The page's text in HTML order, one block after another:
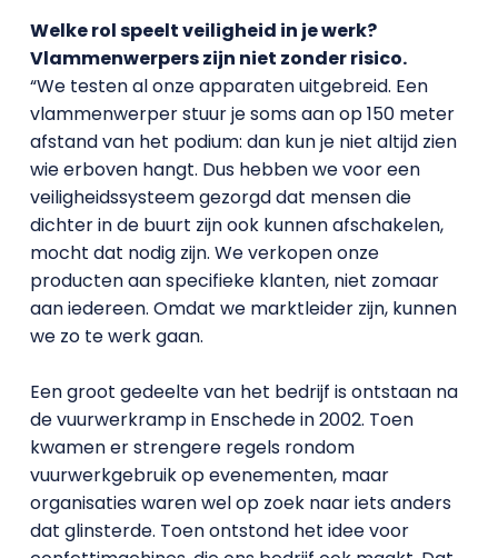
Welke rol speelt veiligheid in je werk?
Vlammenwerpers zijn niet zonder risico.
“We testen al onze apparaten uitgebreid. Een
vlammenwerper stuur je soms aan op 150 meter
afstand van het podium: dan kun je niet altijd zien
wie erboven hangt. Dus hebben we voor een
veiligheidssysteem gezorgd dat mensen die
dichter in de buurt zijn ook kunnen afschakelen,
mocht dat nodig zijn. We verkopen onze
producten aan specifieke klanten, niet zomaar
aan iedereen. Omdat we marktleider zijn, kunnen
we zo te werk gaan.
Een groot gedeelte van het bedrijf is ontstaan na
de vuurwerkramp in Enschede in 2002. Toen
kwamen er strengere regels rondom
vuurwerkgebruik op evenementen, maar
organisaties waren wel op zoek naar iets anders
dat glinsterde. Toen ontstond het idee voor